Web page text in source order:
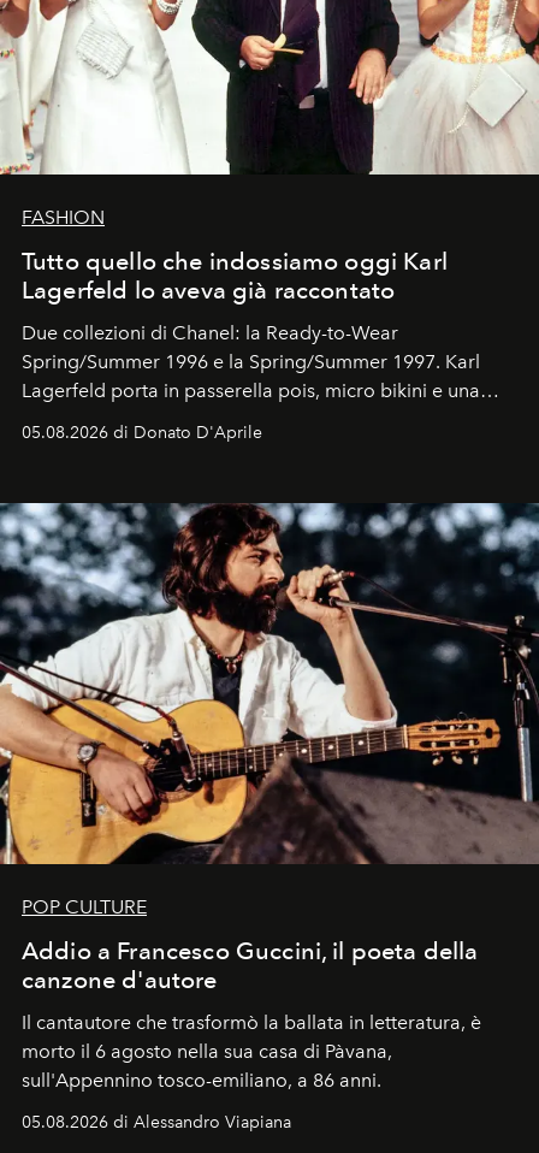
FASHION
Tutto quello che indossiamo oggi Karl
Lagerfeld lo aveva già raccontato
Due collezioni di Chanel: la Ready-to-Wear
Spring/Summer 1996 e la Spring/Summer 1997. Karl
Lagerfeld porta in passerella pois, micro bikini e una
Kate, Claudia e Carla una dietro l'altra. Trent'anni dopo,
uno dei documenti più contemporanei che abbiamo.
05.08.2026 di Donato D'Aprile
POP CULTURE
Addio a Francesco Guccini, il poeta della
canzone d'autore
Il cantautore che trasformò la ballata in letteratura, è
morto il 6 agosto nella sua casa di Pàvana,
sull'Appennino tosco-emiliano, a 86 anni.
05.08.2026 di Alessandro Viapiana